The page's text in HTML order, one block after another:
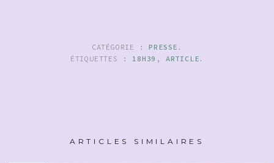
CATÉGORIE :PRESSE .
ÉTIQUETTES :18H39 , ARTICLE.
ARTICLES SIMILAIRES